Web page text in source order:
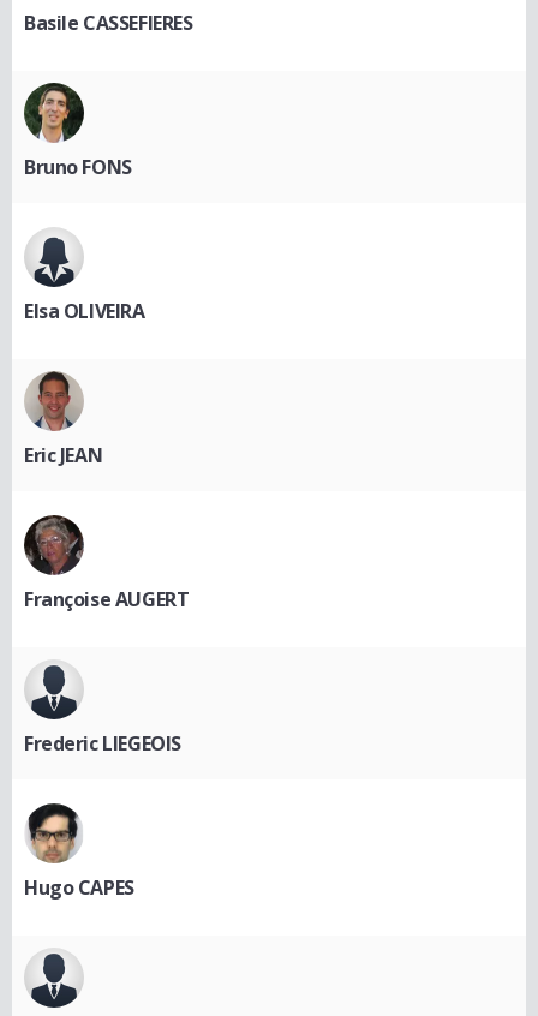
Basile CASSEFIERES
Bruno FONS
Elsa OLIVEIRA
Eric JEAN
Françoise AUGERT
Frederic LIEGEOIS
Hugo CAPES